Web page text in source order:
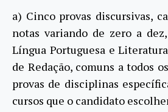
a) Cinco provas discursivas,
notas variando de zero a
Língua Portuguesa e
de Redação, comuns a todos
provas de disciplinas
cursos que o candidato